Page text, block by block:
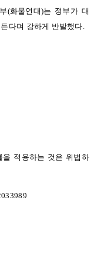
(화물연대)는 정부가 대
다며 강하게 반발했다.
적용하는 것은 위법하